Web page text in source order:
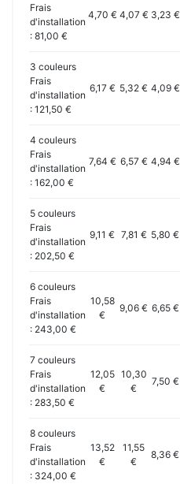
Frais
d'installation
: 81,00 €
4,70 € 4,07 € 3,23 €
3 couleurs
Frais
d'installation
: 121,50 €
6,17 € 5,32 € 4,09 €
4 couleurs
Frais
d'installation
: 162,00 €
7,64 € 6,57 € 4,94 €
5 couleurs
Frais
d'installation
: 202,50 €
9,11 € 7,81 € 5,80 €
6 couleurs
Frais
d'installation
: 243,00 €
10,58
€
9,06 € 6,65 €
7 couleurs
Frais
d'installation
: 283,50 €
12,05
€
10,30
€
7,50 €
8 couleurs
Frais
d'installation
: 324,00 €
13,52
€
11,55
€
8,36 €